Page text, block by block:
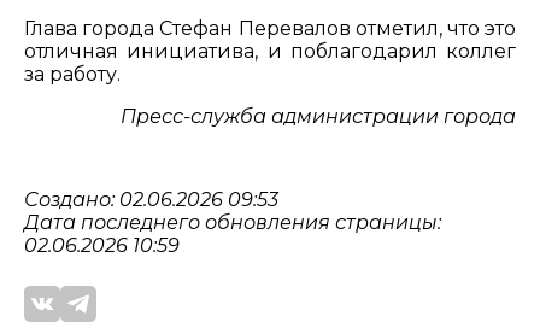
Глава города Стефан Перевалов отметил, что это
отличная инициатива, и поблагодарил коллег
за работу.
Пресс-служба администрации города
Создано: 02.06.2026 09:53
Дата последнего обновления страницы:
02.06.2026 10:59